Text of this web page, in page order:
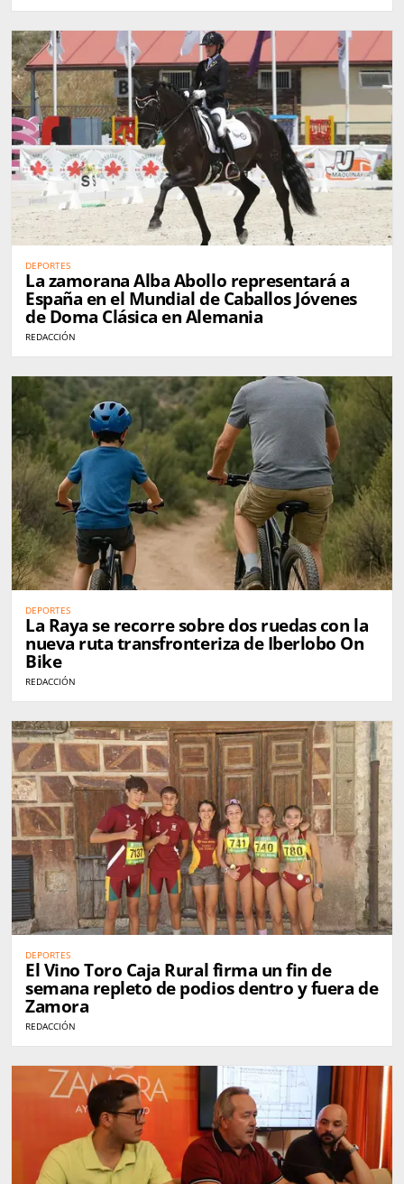
DEPORTES
La zamorana Alba Abollo representará a
España en el Mundial de Caballos Jóvenes
de Doma Clásica en Alemania
REDACCIÓN
DEPORTES
La Raya se recorre sobre dos ruedas con la
nueva ruta transfronteriza de Iberlobo On
Bike
REDACCIÓN
DEPORTES
El Vino Toro Caja Rural firma un fin de
semana repleto de podios dentro y fuera de
Zamora
REDACCIÓN